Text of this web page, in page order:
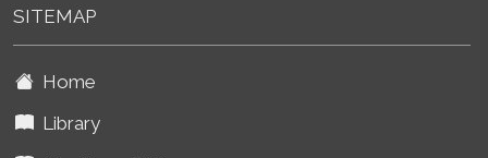
SITEMAP
Home
Library